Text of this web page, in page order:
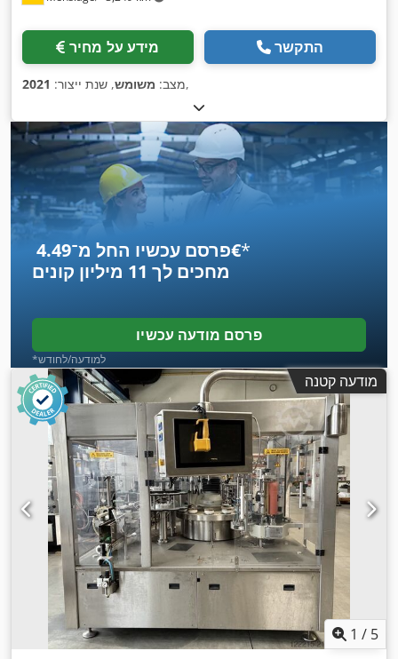
מידע על מחיר התקשר
מצב: משומש, שנת ייצור: 2021 ,
פרסם עכשיו החל מ־‏4.49 ‏€*
מחכים לך 11 מיליון קונים
פרסם מודעה עכשיו
*למודעה/לחודש
מודעה קטנה
1 / 5